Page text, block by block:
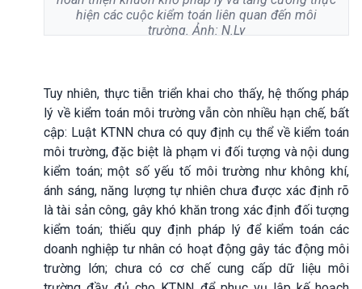
hiện các cuộc kiểm toán liên quan đến môi
trường. Ảnh: N.Ly
Tuy nhiên, thực tiễn triển khai cho thấy, hệ thống pháp
lý về kiểm toán môi trường vẫn còn nhiều hạn chế, bất
cập: Luật KTNN chưa có quy định cụ thể về kiểm toán
môi trường, đặc biệt là phạm vi đối tượng và nội dung
kiểm toán; một số yếu tố môi trường như không khí,
ánh sáng, năng lượng tự nhiên chưa được xác định rõ
là tài sản công, gây khó khăn trong xác định đối tượng
kiểm toán; thiếu quy định pháp lý để kiểm toán các
doanh nghiệp tư nhân có hoạt động gây tác động môi
trường lớn; chưa có cơ chế cung cấp dữ liệu môi